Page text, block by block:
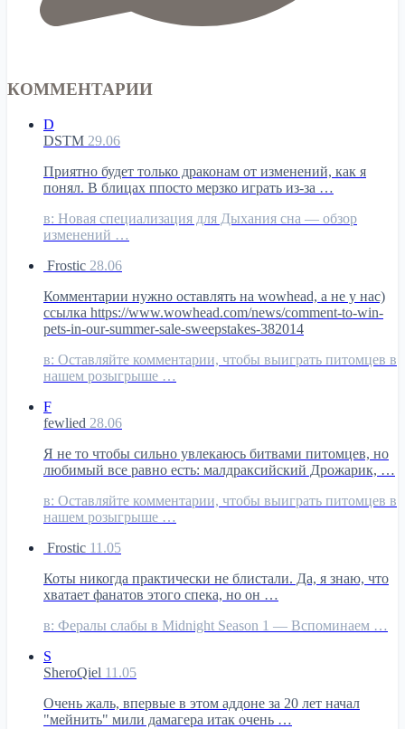
КОММЕНТАРИИ
D
DSTM 29.06
Приятно будет только драконам от изменений, как я
понял. В блицах ппосто мерзко играть из-за …
в: Новая специализация для Дыхания сна — обзор
изменений …
Frostic 28.06
Комментарии нужно оставлять на wowhead, а не у нас)
ссылка https://www.wowhead.com/news/comment-to-win-
pets-in-our-summer-sale-sweepstakes-382014
в: Оставляйте комментарии, чтобы выиграть питомцев в
нашем розыгрыше …
F
fewlied 28.06
Я не то чтобы сильно увлекаюсь битвами питомцев, но
любимый все равно есть: малдраксийский Дрожарик, …
в: Оставляйте комментарии, чтобы выиграть питомцев в
нашем розыгрыше …
Frostic 11.05
Коты никогда практически не блистали. Да, я знаю, что
хватает фанатов этого спека, но он …
в: Фералы слабы в Midnight Season 1 — Вспоминаем …
S
SheroQiel 11.05
Очень жаль, впервые в этом аддоне за 20 лет начал
"мейнить" мили дамагера итак очень …